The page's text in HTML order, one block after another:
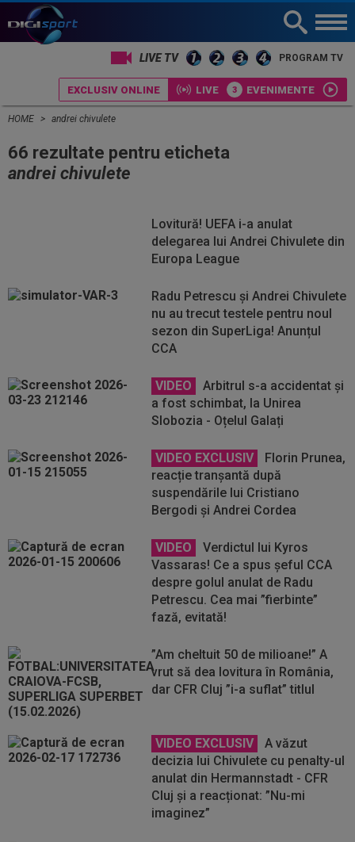
LIVE TV PROGRAM TV
EXCLUSIV ONLINE LIVE EVENIMENTE
HOME andrei chivulete
66 rezultate pentru eticheta
andrei chivulete
Lovitură! UEFA i-a anulat
delegarea lui Andrei Chivulete din
Europa League
Radu Petrescu și Andrei Chivulete
nu au trecut testele pentru noul
sezon din SuperLiga! Anunțul
CCA
VIDEO
Arbitrul s-a accidentat și
a fost schimbat, la Unirea
Slobozia - Oțelul Galați
VIDEO EXCLUSIV
Florin Prunea,
reacție tranșantă după
suspendările lui Cristiano
Bergodi și Andrei Cordea
VIDEO
Verdictul lui Kyros
Vassaras! Ce a spus șeful CCA
despre golul anulat de Radu
Petrescu. Cea mai ”fierbinte”
fază, evitată!
”Am cheltuit 50 de milioane!” A
vrut să dea lovitura în România,
dar CFR Cluj ”i-a suflat” titlul
VIDEO EXCLUSIV
A văzut
decizia lui Chivulete cu penalty-ul
anulat din Hermannstadt - CFR
Cluj și a reacționat: ”Nu-mi
imaginez”